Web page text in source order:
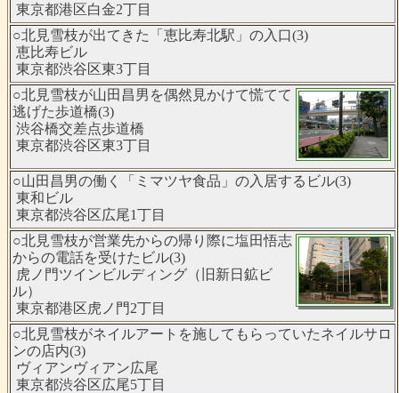
東京都港区白金2丁目
○北見雪枝が出てきた「恵比寿北駅」の入口(3)
恵比寿ビル
東京都渋谷区東3丁目
○北見雪枝が山田昌男を偶然見かけて慌てて
逃げた歩道橋(3)
渋谷橋交差点歩道橋
東京都渋谷区東3丁目
○山田昌男の働く「ミマツヤ食品」の入居するビル(3)
東和ビル
東京都渋谷区広尾1丁目
○北見雪枝が営業先からの帰り際に塩田悟志
からの電話を受けたビル(3)
虎ノ門ツインビルディング（旧新日鉱ビ
ル）
東京都港区虎ノ門2丁目
○北見雪枝がネイルアートを施してもらっていたネイルサロ
ンの店内(3)
ヴィアンヴィアン広尾
東京都渋谷区広尾5丁目